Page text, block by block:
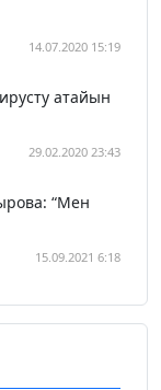
14.07.2020 15:19
атайын
29.02.2020 23:43
“Мен
15.09.2021 6:18